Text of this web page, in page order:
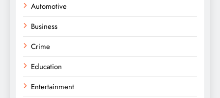
Automotive
Business
Crime
Education
Entertainment